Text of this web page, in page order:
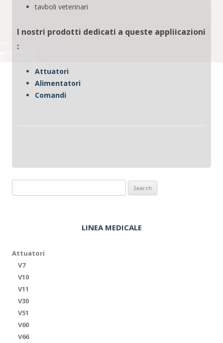
tavboli veterinari
I nostri prodotti dedicati a queste appliicazioni
:
Attuatori
Alimentatori
Comandi
for:
LINEA MEDICALE
Attuatori
V7
V10
V11
V30
V51
V60
V66